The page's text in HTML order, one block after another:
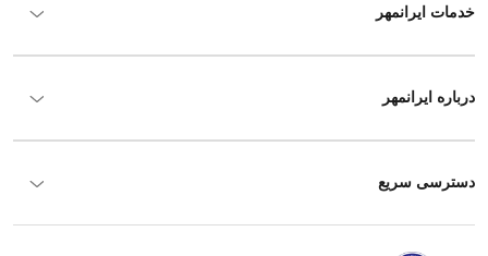
خدمات ایرانمهر
درباره ایرانمهر
دسترسی سریع